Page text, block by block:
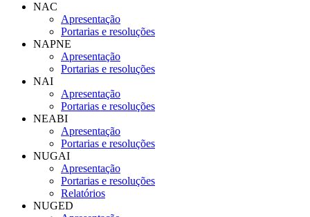
NAC
Apresentação
Portarias e resoluções
NAPNE
Apresentação
Portarias e resoluções
NAI
Apresentação
Portarias e resoluções
NEABI
Apresentação
Portarias e resoluções
NUGAI
Apresentação
Portarias e resoluções
Relatórios
NUGED